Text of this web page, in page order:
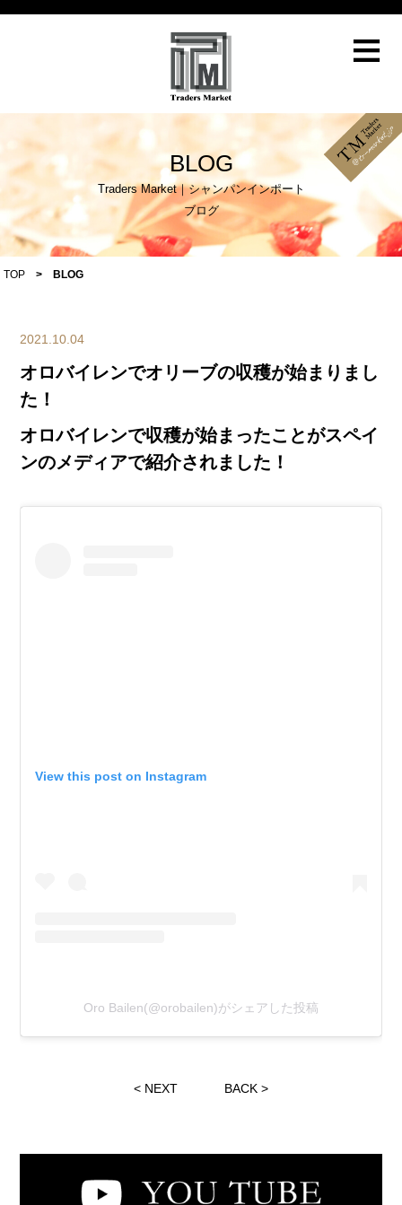
≡
BLOG
Traders Market｜シャンパンインポート
ブログ
TOP > BLOG
2021.10.04
オロバイレンでオリーブの収穫が始まりまし
た！
オロバイレンで収穫が始まったことがスペイ
ンのメディアで紹介されました！
View this post on Instagram
Oro Bailen(@orobailen)がシェアした投稿
< NEXT BACK >